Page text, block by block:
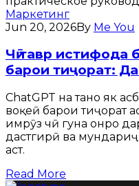
Маркетинг
Jun 20, 2026By Me You
Чӣ тавр истифода
барои тиҷорат:
ChatGPT на танҳо як
воқеӣ барои тиҷорат
имрӯз чӣ гуна онро
дастгирӣ ва
аст.
Read More